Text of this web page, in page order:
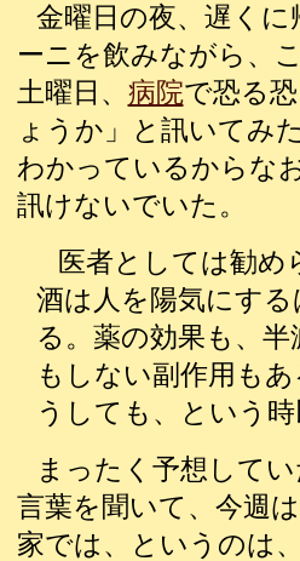
金曜日の夜、遅く
ーニを飲みながら、
土曜日、 病院で恐る
ょうか」と訊いてみ
わかっているからな
訊けないでいた。
医者としては勧め
酒は人を陽気にす
る。薬の効果も、
もしない副作用も
うしても、という
まったく予想して
言葉を聞いて、今週
家では、というのは